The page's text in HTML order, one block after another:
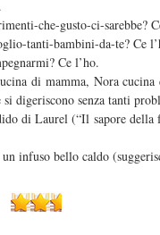
che-gusto-ci-sarebbe?
tanti-bambini-da-te? Ce
Ce l’ho.
di mamma, Nora cucina
digeriscono senza tanti
di Laurel (“Il sapore
infuso bello caldo